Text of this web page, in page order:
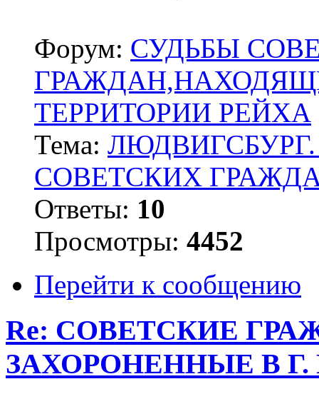
Форум: СУДЬБЫ
ТЕРРИТОРИИ РЕЙХА
Тема:
СОВЕТСКИХ
Ответы: 10
Просмотры: 4452
Перейти к сообщению
Re: СОВЕТСКИЕ
ЗАХОРОНЕННЫЕ В Г.